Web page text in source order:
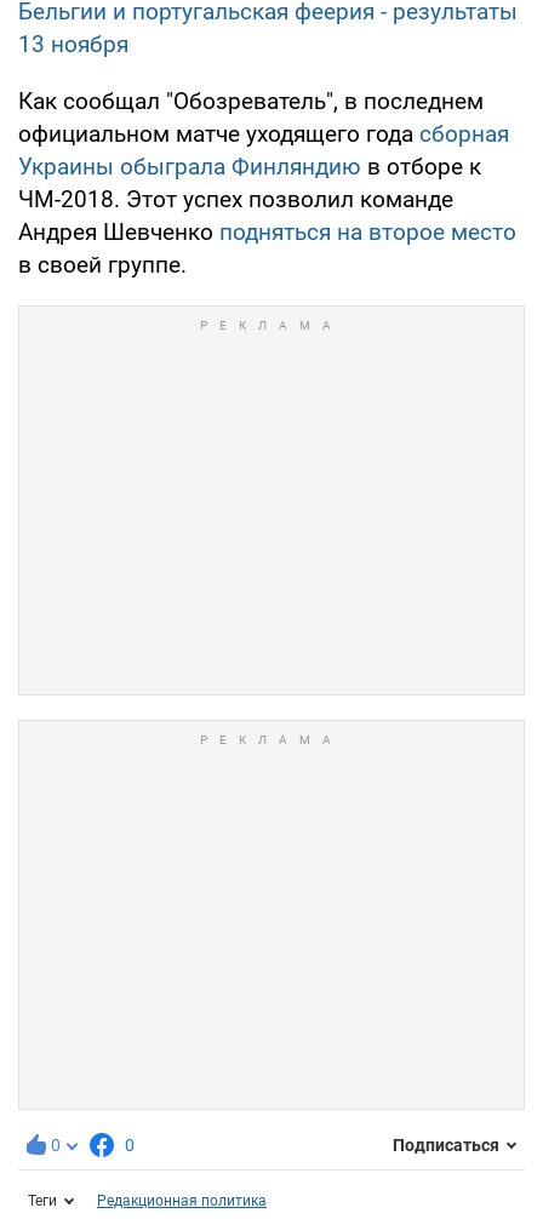
Бельгии и португальская феерия - результаты
13 ноября
Как сообщал "Обозреватель", в последнем
официальном матче уходящего года сборная
Украины обыграла Финляндию в отборе к
ЧМ-2018. Этот успех позволил команде
Андрея Шевченко подняться на второе место
в своей группе.
0 0 Подписаться
Теги Редакционная политика